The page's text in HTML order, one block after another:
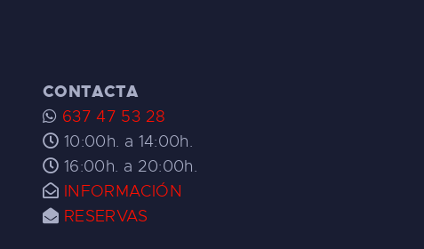
CONTACTA
637 47 53 28
10:00h. a 14:00h.
16:00h. a 20:00h.
INFORMACIÓN
RESERVAS